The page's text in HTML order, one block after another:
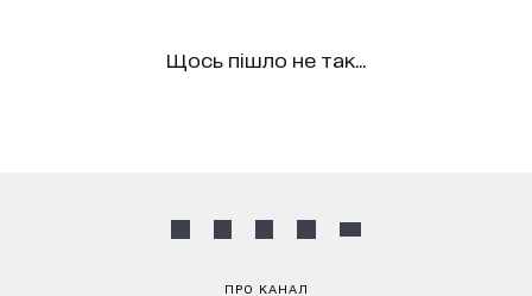
Щось пішло не так...
ПРО КАНАЛ